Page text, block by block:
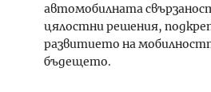
автомобилната
цялостни решения,
развитието на
бъдещето.